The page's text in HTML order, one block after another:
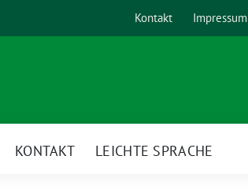
Kontakt Impressum
KONTAKT LEICHTE SPRACHE